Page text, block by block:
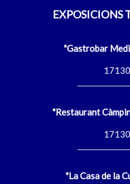
EXPOSICIONS
"Gastrobar
"Restaurant
"La Casa de la